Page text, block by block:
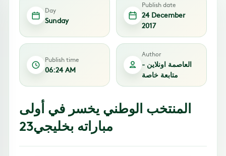
Day
Sunday
Publish date
24 December
2017
Publish time
06:24 AM
Author
العاصمة اونلاين -
متابعة خاصة
المنتخب الوطني يخسر في أولى
مباراته بخليجي23